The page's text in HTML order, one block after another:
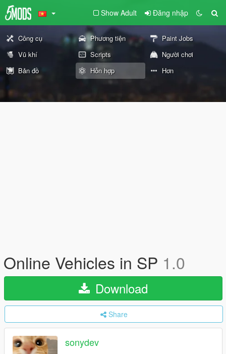
Show Adult Đăng nhập
Công cụ Phương tiện
Paint Jobs
Vũ khí
Scripts
Người chơi
Bản đồ
Hỗn hợp Hơn
Online Vehicles in SP 1.0
Download
Share
sonydev